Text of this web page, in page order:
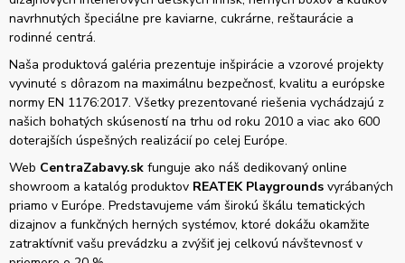
navrhnutých špeciálne pre kaviarne, cukrárne, reštaurácie a
rodinné centrá.
Naša produktová galéria prezentuje inšpirácie a vzorové projekty
vyvinuté s dôrazom na maximálnu bezpečnosť, kvalitu a európske
normy EN 1176:2017. Všetky prezentované riešenia vychádzajú z
našich bohatých skúseností na trhu od roku 2010 a viac ako 600
doterajších úspešných realizácií po celej Európe.
Web CentraZabavy.sk funguje ako náš dedikovaný online
showroom a katalóg produktov REATEK Playgrounds vyrábaných
priamo v Európe. Predstavujeme vám širokú škálu tematických
dizajnov a funkčných herných systémov, ktoré dokážu okamžite
zatraktívniť vašu prevádzku a zvýšiť jej celkovú návštevnosť v